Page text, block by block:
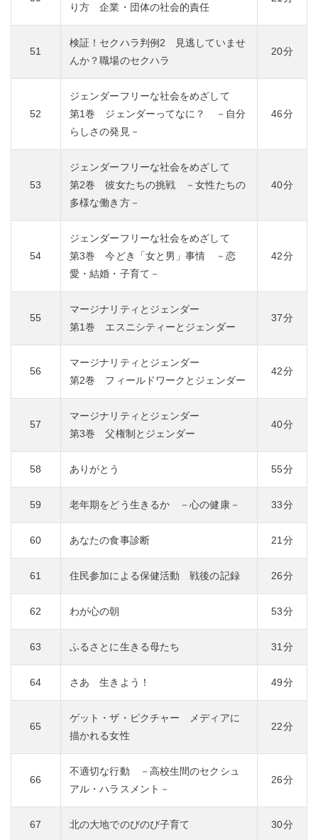
り方 企業・団体の社会的責任
51
検証！セクハラ判例2 見逃していませ
んか？職場のセクハラ
20分
52
ジェンダーフリーな社会をめざして
第1巻 ジェンダーってなに？ －自分
らしさの発見－
46分
53
ジェンダーフリーな社会をめざして
第2巻 彼女たちの挑戦 －女性たちの
多様な働き方－
40分
54
ジェンダーフリーな社会をめざして
第3巻 今どき「女と男」事情 －恋
愛・結婚・子育て－
42分
55
マージナリティとジェンダー
第1巻 エスニシティーとジェンダー
37分
56
マージナリティとジェンダー
第2巻 フィールドワークとジェンダー
42分
57
マージナリティとジェンダー
第3巻 父権制とジェンダー
40分
58 ありがとう 55分
59 老年期をどう生きるか －心の健康－ 33分
60 あなたの食事診断 21分
61 住民参加による保健活動 戦後の記録 26分
62 わが心の朝 53分
63 ふるさとに生きる母たち 31分
64 さあ 生きよう！ 49分
65
ゲット・ザ・ピクチャー メディアに
描かれる女性
22分
66
不適切な行動 －高校生間のセクシュ
アル・ハラスメント－
26分
67 北の大地でのびのび子育て 30分